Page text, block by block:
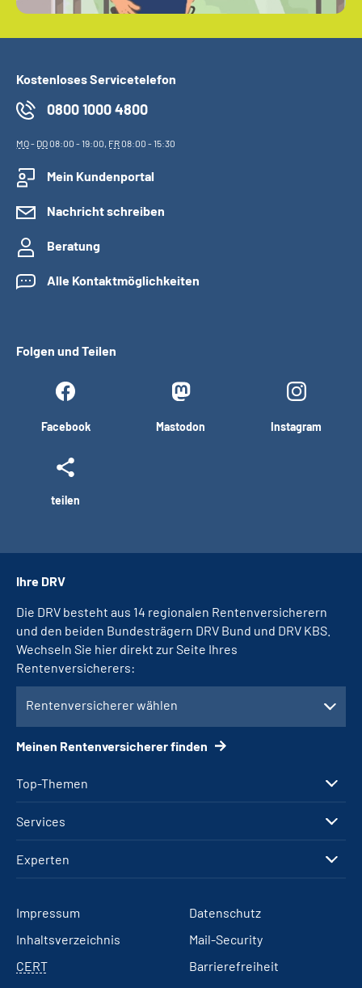
Kostenloses Servicetelefon
0800 1000 4800
MO- DO08:00 - 19:00, FR08:00 - 15:30
Mein Kundenportal
Nachricht schreiben
Beratung
Alle Kontaktmöglichkeiten
Folgen und Teilen
Facebook Mastodon Instagram
teilen
Top-Themen
Services
Experten
Ihre DRV
Die DRV besteht aus 14 regionalen Rentenversicherern
und den beiden Bundesträgern DRV Bund und DRV KBS.
Wechseln Sie hier direkt zur Seite Ihres
Rentenversicherers:
Rentenversicherer wählen
Meinen Rentenversicherer finden
Impressum
Datenschutz
Inhaltsverzeichnis
Mail-Security
CERT
Barrierefreiheit